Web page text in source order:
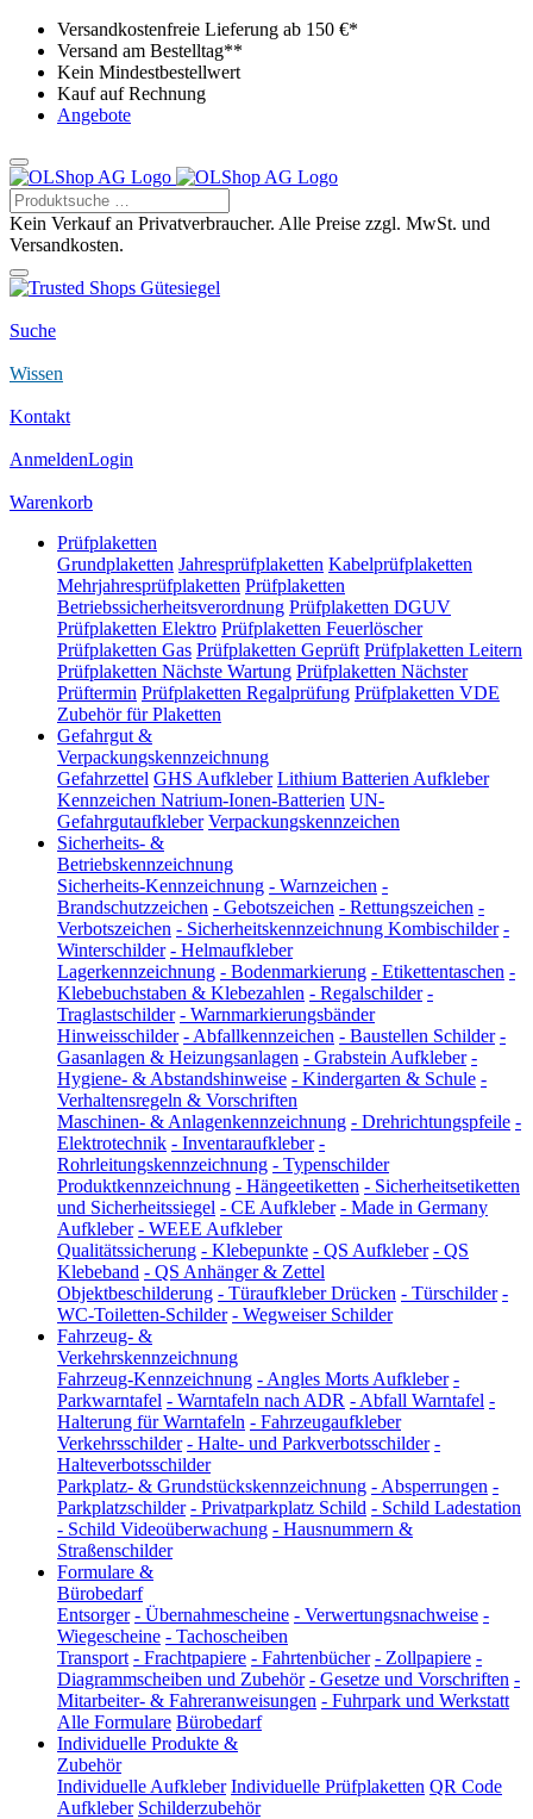
Versandkostenfreie Lieferung ab 150 €*
Versand am Bestelltag**
Kein Mindestbestellwert
Kauf auf Rechnung
Angebote
Kein Verkauf an Privatverbraucher. Alle Preise zzgl. MwSt. und
Versandkosten.
Suche
Wissen
Kontakt
AnmeldenLogin
Warenkorb
Prüfplaketten
Grundplaketten Jahresprüfplaketten Kabelprüfplaketten
Mehrjahresprüfplaketten Prüfplaketten
Betriebssicherheitsverordnung Prüfplaketten DGUV
Prüfplaketten Elektro Prüfplaketten Feuerlöscher
Prüfplaketten Gas Prüfplaketten Geprüft Prüfplaketten Leitern
Prüfplaketten Nächste Wartung Prüfplaketten Nächster
Prüftermin Prüfplaketten Regalprüfung Prüfplaketten VDE
Zubehör für Plaketten
Gefahrgut &
Verpackungskennzeichnung
Gefahrzettel GHS Aufkleber Lithium Batterien Aufkleber
Kennzeichen Natrium-Ionen-Batterien UN-
Gefahrgutaufkleber Verpackungskennzeichen
Sicherheits- &
Betriebskennzeichnung
Sicherheits-Kennzeichnung - Warnzeichen -
Brandschutzzeichen - Gebotszeichen - Rettungszeichen -
Verbotszeichen - Sicherheitskennzeichnung Kombischilder -
Winterschilder - Helmaufkleber
Lagerkennzeichnung - Bodenmarkierung - Etikettentaschen -
Klebebuchstaben & Klebezahlen - Regalschilder -
Traglastschilder - Warnmarkierungsbänder
Hinweisschilder - Abfallkennzeichen - Baustellen Schilder -
Gasanlagen & Heizungsanlagen - Grabstein Aufkleber -
Hygiene- & Abstandshinweise - Kindergarten & Schule -
Verhaltensregeln & Vorschriften
Maschinen- & Anlagenkennzeichnung - Drehrichtungspfeile -
Elektrotechnik - Inventaraufkleber -
Rohrleitungskennzeichnung - Typenschilder
Produktkennzeichnung - Hängeetiketten - Sicherheitsetiketten
und Sicherheitssiegel - CE Aufkleber - Made in Germany
Aufkleber - WEEE Aufkleber
Qualitätssicherung - Klebepunkte - QS Aufkleber - QS
Klebeband - QS Anhänger & Zettel
Objektbeschilderung - Türaufkleber Drücken - Türschilder -
WC-Toiletten-Schilder - Wegweiser Schilder
Fahrzeug- &
Verkehrskennzeichnung
Fahrzeug-Kennzeichnung - Angles Morts Aufkleber -
Parkwarntafel - Warntafeln nach ADR - Abfall Warntafel -
Halterung für Warntafeln - Fahrzeugaufkleber
Verkehrsschilder - Halte- und Parkverbotsschilder -
Halteverbotsschilder
Parkplatz- & Grundstückskennzeichnung - Absperrungen -
Parkplatzschilder - Privatparkplatz Schild - Schild Ladestation
- Schild Videoüberwachung - Hausnummern &
Straßenschilder
Formulare &
Bürobedarf
Entsorger - Übernahmescheine - Verwertungsnachweise -
Wiegescheine - Tachoscheiben
Transport - Frachtpapiere - Fahrtenbücher - Zollpapiere -
Diagrammscheiben und Zubehör - Gesetze und Vorschriften -
Mitarbeiter- & Fahreranweisungen - Fuhrpark und Werkstatt
Alle Formulare Bürobedarf
Individuelle Produkte &
Zubehör
Individuelle Aufkleber Individuelle Prüfplaketten QR Code
Aufkleber Schilderzubehör